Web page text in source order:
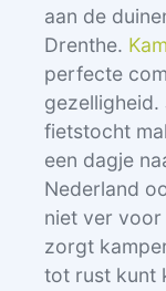
aan de
Drenthe.
perfecte
fietstocht
een dagje
Nederland
niet ver voor
zorgt
tot rust kunt